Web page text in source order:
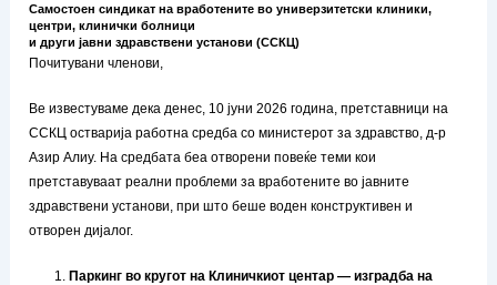
Самостоен синдикат на вработените во универзитетски клиники,
центри, клинички болници
и други јавни здравствени установи (ССКЦ)
Почитувани членови,
Ве известуваме дека денес, 10 јуни 2026 година, претставници на
ССКЦ остварија работна средба со министерот за здравство, д-р
Азир Алиу. На средбата беа отворени повеќе теми кои
претставуваат реални проблеми за вработените во јавните
здравствени установи, при што беше воден конструктивен и
отворен дијалог.
Паркинг во кругот на Клиничкиот центар — изградба на